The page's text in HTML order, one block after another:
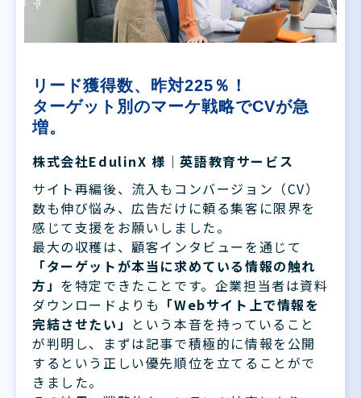
リード獲得数、昨対225％！
ターゲット別のマーケ戦略でCVが急
増。
株式会社EdulinX 様｜英語教育サービス
サイト再編後、流入もコンバージョン（CV）
数も伸び悩み、広告だけに頼る集客に限界を
感じて支援をお願いしました。
最大の収穫は、顧客インタビューを通じて
「ターゲットが本当に求めている情報の触れ
方」 を特定できたことです。企業担当者は資料
ダウンロードよりも 「Webサイト上で情報を
完結させたい」 という本音を持っていること
が判明し、まずは記事で積極的に情報を公開
するという正しい優先順位を立てることがで
きました。